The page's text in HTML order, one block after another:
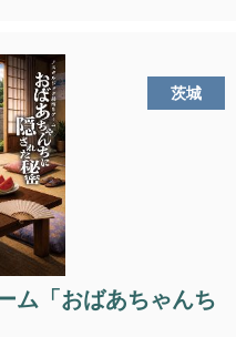
茨城
ム「おばあちゃんち